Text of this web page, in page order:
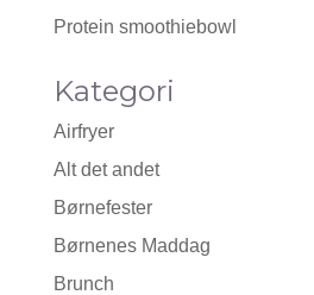
Protein smoothiebowl
Kategori
Airfryer
Alt det andet
Børnefester
Børnenes Maddag
Brunch